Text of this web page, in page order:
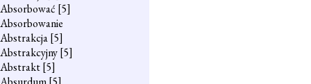
Absorbować [5]
Absorbowanie
Abstrakcja[5]
Abstrakcyjny[5]
Abstrakt[5]